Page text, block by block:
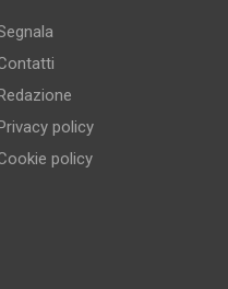
policy
policy